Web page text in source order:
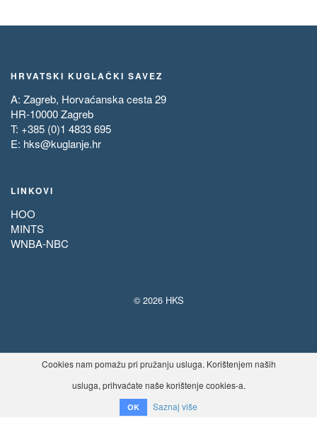
HRVATSKI KUGLAČKI SAVEZ
A: Zagreb, Horvaćanska cesta 29
HR-10000 Zagreb
T: +385 (0)1 4833 695
E: hks@kuglanje.hr
LINKOVI
HOO
MINTS
WNBA-NBC
© 2026 HKS
Cookies nam pomažu pri pružanju usluga. Korištenjem naših
usluga, prihvaćate naše korištenje cookies-a.
OK Saznaj više